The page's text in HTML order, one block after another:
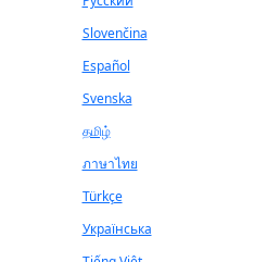
Slovenčina
Español
Svenska
தமிழ்
ภาษาไทย
Türkçe
Українська